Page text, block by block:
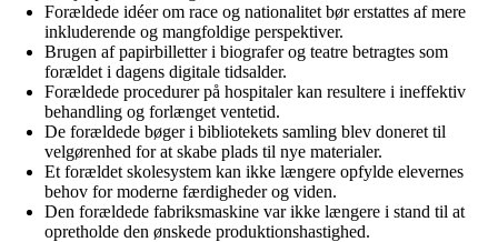
Forældede idéer om race og nationalitet bør erstattes af mere
inkluderende og mangfoldige perspektiver.
Brugen af papirbilletter i biografer og teatre betragtes som
forældet i dagens digitale tidsalder.
Forældede procedurer på hospitaler kan resultere i ineffektiv
behandling og forlænget ventetid.
De forældede bøger i bibliotekets samling blev doneret til
velgørenhed for at skabe plads til nye materialer.
Et forældet skolesystem kan ikke længere opfylde elevernes
behov for moderne færdigheder og viden.
Den forældede fabriksmaskine var ikke længere i stand til at
opretholde den ønskede produktionshastighed.